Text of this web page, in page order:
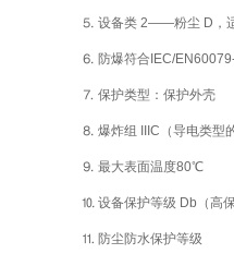
⒌ 设备类 2——粉尘 D，
⒍ 防爆符合IEC/
⒎ 保护类型：保护外壳
⒏ 爆炸组 IIIC（导电类型
⒐ 最大表面温度80℃
⒑ 设备保护等级 Db（高保
⒒ 防尘防水保护等级